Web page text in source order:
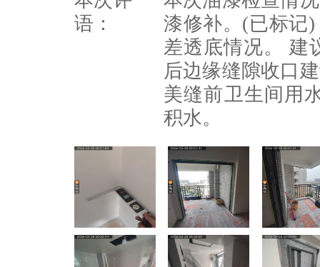
语：
漆修补。(已标记
差透底情况。 建
后边缘缝隙收口
美缝前卫生间用
积水。